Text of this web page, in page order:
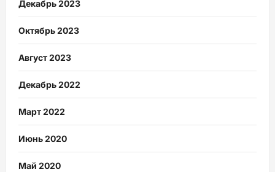
Декабрь 2023
Октябрь 2023
Август 2023
Декабрь 2022
Март 2022
Июнь 2020
Май 2020